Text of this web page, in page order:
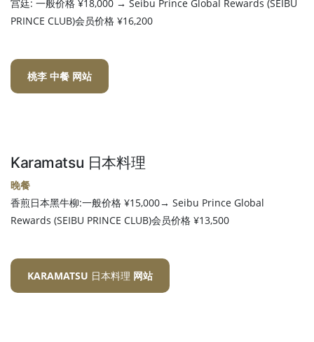
宫廷: 一般价格 ¥18,000 → Seibu Prince Global Rewards (SEIBU
PRINCE CLUB)会员价格 ¥16,200
桃李 中餐 网站
Karamatsu 日本料理
晚餐
香煎日本黑牛柳:一般价格 ¥15,000→ Seibu Prince Global
Rewards (SEIBU PRINCE CLUB)会员价格 ¥13,500
KARAMATSU 日本料理 网站